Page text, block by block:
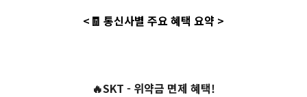
<🧾 통신사별 주요 혜택 요약 >
🔥SKT - 위약금 면제 혜택!